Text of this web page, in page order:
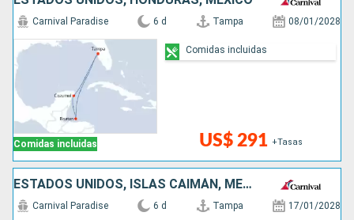
Comidas incluidas
Carnival Paradise 6 d Tampa 08/01/2028
US$ 291 +Tasas
Comidas incluidas
ESTADOS UNIDOS, ISLAS CAIMÁN, MÉXICO
Carnival Paradise 6 d Tampa 17/01/2028